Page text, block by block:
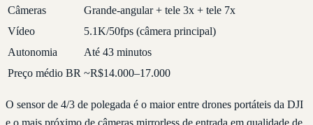
Câmeras
Grande-angular + tele 3x + tele 7x
Vídeo
5.1K/50fps (câmera principal)
Autonomia
Até 43 minutos
Preço médio BR ~R$14.000–17.000
O sensor de 4/3 de polegada é o maior entre drones portáteis da DJI
e o mais próximo de câmeras mirrorless de entrada em qualidade de